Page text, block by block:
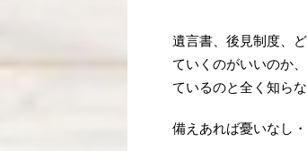
遺言書、後見制度、
ていくのがいいのか
ているのと全く知ら
備えあれば憂いなし